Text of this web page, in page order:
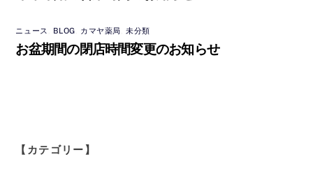
ニュース BLOG カマヤ薬局 ,未分類
お盆期間の閉店時間変更のお知らせ
【カテゴリー】